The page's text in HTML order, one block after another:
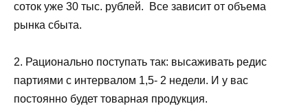
соток уже 30 тыс. рублей. Все зависит от объема
рынка сбыта.
2. Рационально поступать так: высаживать редис
партиями с интервалом 1,5- 2 недели. И у вас
постоянно будет товарная продукция.